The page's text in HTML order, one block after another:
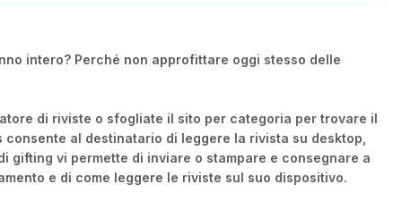
intero? Perché non approfittare oggi stesso delle
di riviste o sfogliate il sito per categoria per trovare il
al destinatario di leggere la rivista su desktop,
gifting vi permette di inviare o stampare e consegnare a
e di come leggere le riviste sul suo dispositivo.